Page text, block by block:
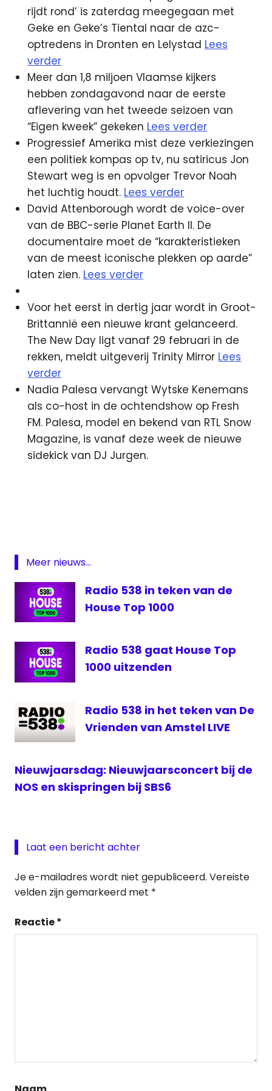
rijdt rond’ is zaterdag meegegaan met
Geke en Geke’s Tiental naar de azc-
optredens in Dronten en Lelystad Lees
verder
Meer dan 1,8 miljoen Vlaamse kijkers
hebben zondagavond naar de eerste
aflevering van het tweede seizoen van
“Eigen kweek” gekeken Lees verder
Progressief Amerika mist deze verkiezingen
een politiek kompas op tv, nu satiricus Jon
Stewart weg is en opvolger Trevor Noah
het luchtig houdt. Lees verder
David Attenborough wordt de voice-over
van de BBC-serie Planet Earth II. De
documentaire moet de “karakteristieken
van de meest iconische plekken op aarde”
laten zien. Lees verder
Voor het eerst in dertig jaar wordt in Groot-
Brittannië een nieuwe krant gelanceerd.
The New Day ligt vanaf 29 februari in de
rekken, meldt uitgeverij Trinity Mirror Lees
verder
Nadia Palesa vervangt Wytske Kenemans
als co-host in de ochtendshow op Fresh
FM. Palesa, model en bekend van RTL Snow
Magazine, is vanaf deze week de nieuwe
sidekick van DJ Jurgen.
Radio
Rijdende
Rechter
Sanne
sbs6
Spotify
Meer nieuws...
Radio 538 in teken van de
House Top 1000
Radio 538 gaat House Top
1000 uitzenden
Radio 538 in het teken van De
Vrienden van Amstel LIVE
Nieuwjaarsdag: Nieuwjaarsconcert bij de
NOS en skispringen bij SBS6
Laat een bericht achter
Je e-mailadres wordt niet gepubliceerd. Vereiste
velden zijn gemarkeerd met *
Reactie*